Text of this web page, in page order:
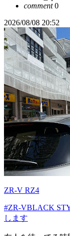
comment0
2026/08/08 20:52
ZR-V RZ4
#ZR-VBLACK
します